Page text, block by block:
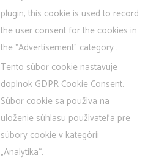
plugin, this cookie is used to record
the user consent for the cookies in
the "Advertisement" category .
Tento súbor cookie nastavuje
doplnok GDPR Cookie Consent.
Súbor cookie sa používa na
uloženie súhlasu používateľa pre
súbory cookie v kategórii
„Analytika“.